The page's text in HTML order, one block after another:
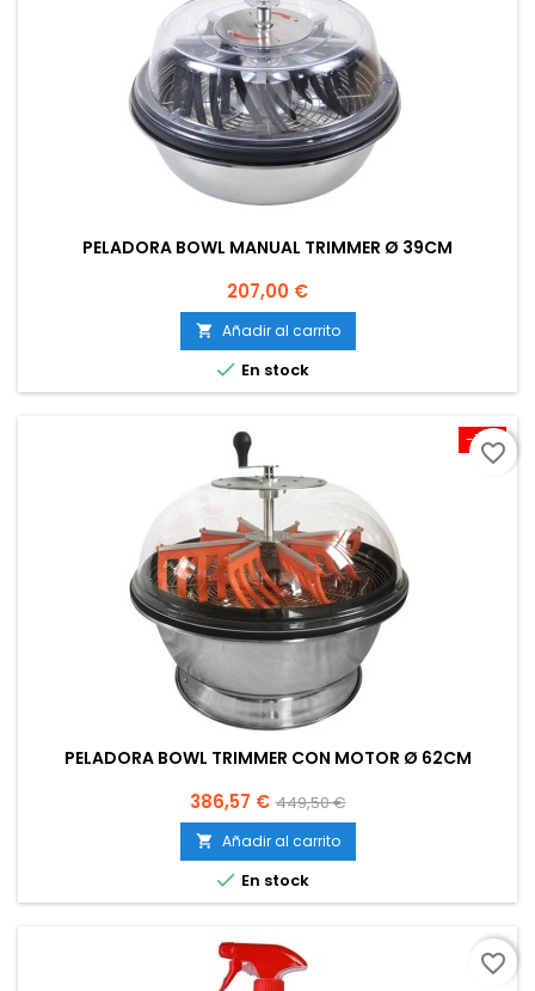
PELADORA BOWL MANUAL TRIMMER Ø 39CM
Precio
207,00 €
 Añadir al carrito
 En stock
-14%
PELADORA BOWL TRIMMER CON MOTOR Ø 62CM
Precio
386,57 € Precio
base
449,50 €
 Añadir al carrito
 En stock
favorite_border
favorite_border